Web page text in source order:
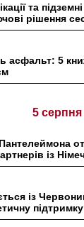
та
рішення
асфальт: 5
5 серпня
із
із